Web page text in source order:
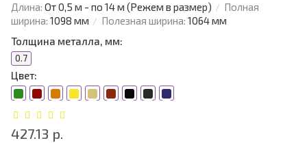
Длина: От 0,5 м - по 14 м (Режем в размер)
Полная
ширина: 1098 мм Полезная ширина: 1064 мм
Толщина металла, мм:
0.7
Цвет:
427.13 р.